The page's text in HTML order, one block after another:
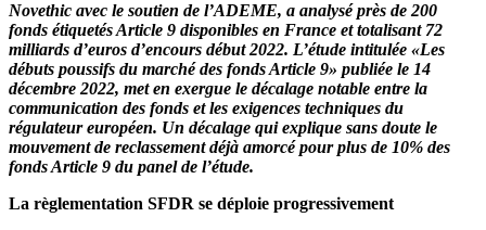
Novethic avec le soutien de l’ADEME, a analysé près de 200
fonds étiquetés Article 9 disponibles en France et totalisant 72
milliards d’euros d’encours début 2022. L’étude intitulée «Les
débuts poussifs du marché des fonds Article 9» publiée le 14
décembre 2022, met en exergue le décalage notable entre la
communication des fonds et les exigences techniques du
régulateur européen. Un décalage qui explique sans doute le
mouvement de reclassement déjà amorcé pour plus de 10% des
fonds Article 9 du panel de l’étude.
La règlementation SFDR se déploie progressivement